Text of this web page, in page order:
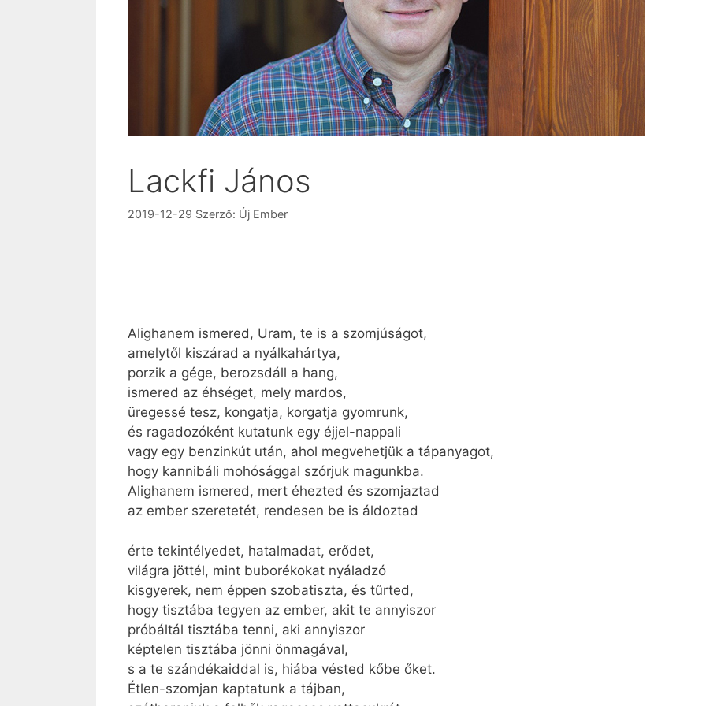
Lackfi János
2019-12-29 Szerző: Új Ember
Alighanem ismered, Uram, te is a szomjúságot,
amelytől kiszárad a nyálkahártya,
porzik a gége, berozsdáll a hang,
ismered az éhséget, mely mardos,
üregessé tesz, kongatja, korgatja gyomrunk,
és ragadozóként kutatunk egy éjjel-nappali
vagy egy benzinkút után, ahol megvehetjük a tápanyagot,
hogy kannibáli mohósággal szórjuk magunkba.
Alighanem ismered, mert éhezted és szomjaztad
az ember szeretetét, rendesen be is áldoztad
érte tekintélyedet, hatalmadat, erődet,
világra jöttél, mint buborékokat nyáladzó
kisgyerek, nem éppen szobatiszta, és tűrted,
hogy tisztába tegyen az ember, akit te annyiszor
próbáltál tisztába tenni, aki annyiszor
képtelen tisztába jönni önmagával,
s a te szándékaiddal is, hiába vésted kőbe őket.
Étlen-szomjan kaptatunk a tájban,